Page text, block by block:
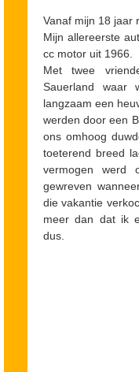
Vanaf mijn 18 jaar
Mijn allereerste
cc motor uit 1966.
Met twee
Sauerland waar
langzaam een
werden door een
ons omhoog
toeterend breed
vermogen werd
gewreven
die vakantie
meer dan dat ik
dus.